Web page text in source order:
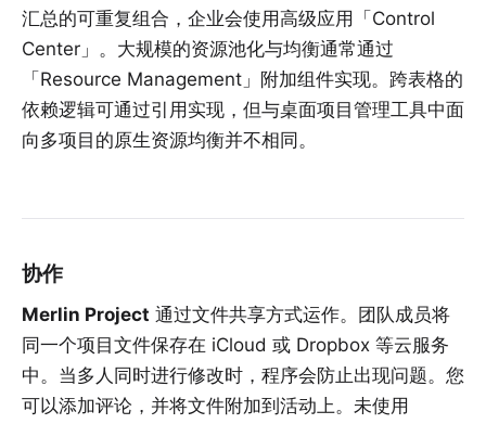
汇总的可重复组合，企业会使用高级应用「Control
Center」。大规模的资源池化与均衡通常通过
「Resource Management」附加组件实现。跨表格的
依赖逻辑可通过引用实现，但与桌面项目管理工具中面
向多项目的原生资源均衡并不相同。
协作
Merlin Project 通过文件共享方式运作。团队成员将
同一个项目文件保存在 iCloud 或 Dropbox 等云服务
中。当多人同时进行修改时，程序会防止出现问题。您
可以添加评论，并将文件附加到活动上。未使用